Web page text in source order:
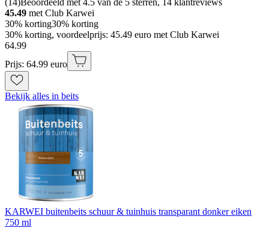
45.49 met Club Karwei
30% korting30% korting
30% korting, voordeelprijs: 45.49 euro met Club Karwei
64.99
Prijs: 64.99 euro
Bekijk alles in beits
KARWEI buitenbeits schuur & tuinhuis transparant donker eiken
750 ml